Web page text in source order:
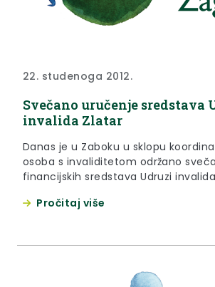
22. studenoga 2012.
Svečano uručenje sredstava
invalida Zlatar
Danas je u Zaboku u sklopu
osoba s invaliditetom održano
financijskih sredstava Udruzi
Pročitaj više